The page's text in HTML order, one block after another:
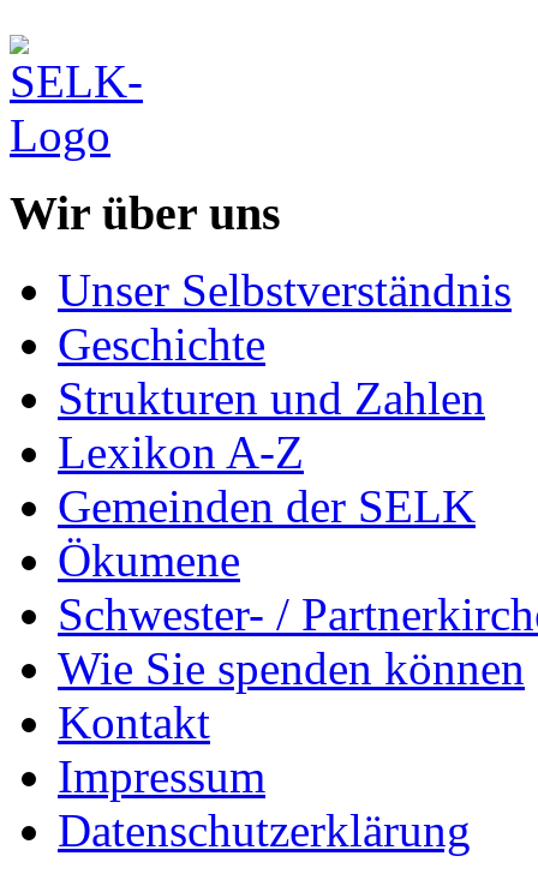
Wir über uns
Unser Selbstverständnis
Geschichte
Strukturen und Zahlen
Lexikon A-Z
Gemeinden der SELK
Ökumene
Schwester- /
Wie Sie spenden können
Kontakt
Impressum
Datenschutzerklärung